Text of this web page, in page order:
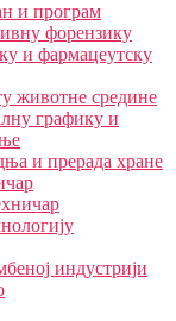
и програм
форензику
и фармацеутску
животне средине
графику и
и прерада хране
индустрији